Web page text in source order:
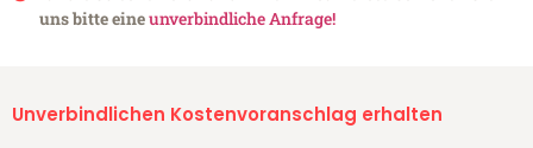
uns bitte eineunverbindliche Anfrage!
Unverbindlichen Kostenvoranschlag erhalten